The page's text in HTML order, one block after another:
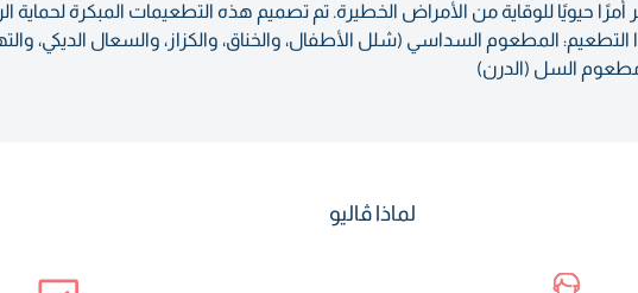
حيويًا للوقاية من الأمراض الخطيرة. تم تصميم هذه التطعيمات المبكرة لحماية
المطعوم السداسي (شلل الأطفال، والخناق، والكزاز، والسعال الديكي،
مطعوم السل (الدرن)
لماذا ڤاليو